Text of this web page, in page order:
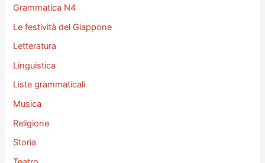
Grammatica N4
Le festività del Giappone
Letteratura
Linguistica
Liste grammaticali
Musica
Religione
Storia